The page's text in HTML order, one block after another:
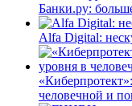
Банки.ру:
Alfa Digital:
человечной и